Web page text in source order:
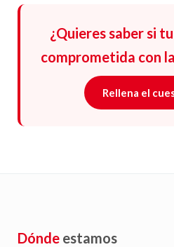
¿Quieres saber si
comprometida con
Rellena el
Dónde estamos